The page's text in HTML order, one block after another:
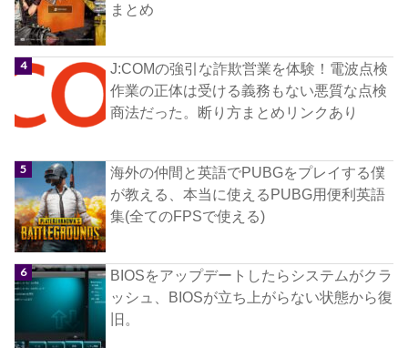
まとめ
J:COMの強引な詐欺営業を体験！電波点検
作業の正体は受ける義務もない悪質な点検
商法だった。断り方まとめリンクあり
海外の仲間と英語でPUBGをプレイする僕
が教える、本当に使えるPUBG用便利英語
集(全てのFPSで使える)
BIOSをアップデートしたらシステムがクラ
ッシュ、BIOSが立ち上がらない状態から復
旧。